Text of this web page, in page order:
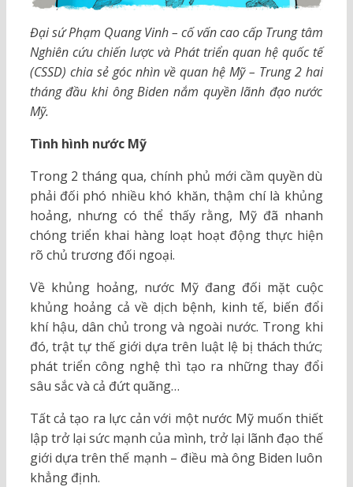
Đại sứ Phạm Quang Vinh – cố vấn cao cấp Trung tâm
Nghiên cứu chiến lược và Phát triển quan hệ quốc tế
(CSSD) chia sẻ góc nhìn về quan hệ Mỹ – Trung 2 hai
tháng đầu khi ông Biden nắm quyền lãnh đạo nước
Mỹ.
Tình hình nước Mỹ
Trong 2 tháng qua, chính phủ mới cầm quyền dù
phải đối phó nhiều khó khăn, thậm chí là khủng
hoảng, nhưng có thể thấy rằng, Mỹ đã nhanh
chóng triển khai hàng loạt hoạt động thực hiện
rõ chủ trương đối ngoại.
Về khủng hoảng, nước Mỹ đang đối mặt cuộc
khủng hoảng cả về dịch bệnh, kinh tế, biến đổi
khí hậu, dân chủ trong và ngoài nước. Trong khi
đó, trật tự thế giới dựa trên luật lệ bị thách thức;
phát triển công nghệ thì tạo ra những thay đổi
sâu sắc và cả đứt quãng…
Tất cả tạo ra lực cản với một nước Mỹ muốn thiết
lập trở lại sức mạnh của mình, trở lại lãnh đạo thế
giới dựa trên thế mạnh – điều mà ông Biden luôn
khẳng định.